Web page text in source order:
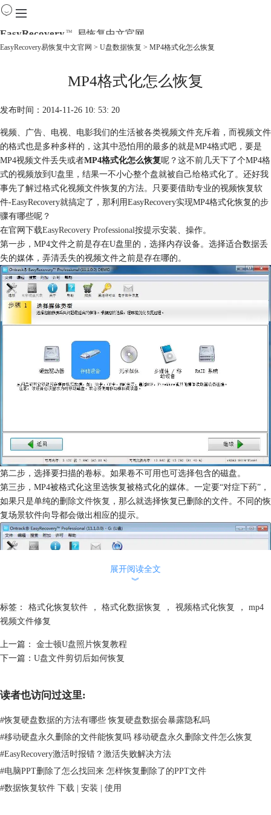
EasyRecovery TM 易恢复中文官网
购买
线下数据恢复
EasyRecovery易恢复中文官网 > U盘数据恢复 > MP4格式化怎么恢复
MP4格式化怎么恢复
发布时间：2014-11-26 10: 53: 20
视频、广告、电视、电影我们的生活被各类视频文件充斥着，而视频文件
的格式也是多种多样的，这其中恐怕用的最多的就是MP4格式吧，要是
MP4视频文件丢失或者MP4格式化怎么恢复呢？这不前几天下了个MP4格
式的视频放到U盘里，结果一不小心整个盘就被自己给格式化了。还好我
事先了解过格式化视频文件恢复的方法。只要要借助专业的视频恢复软
件-EasyRecovery就搞定了，那利用EasyRecovery实现MP4格式化恢复的步
骤有哪些呢？
在官网下载EasyRecovery Professional按提示安装、操作。
第一步，MP4文件之前是存在U盘里的，选择内存设备。选择适合数据丢
失的媒体，弄清丢失的视频文件之前是存在哪的。
第二步，选择要扫描的卷标。如果卷不可用也可选择包含的磁盘。
第三步，MP4被格式化这里选恢复被格式化的媒体。一定要“对症下药”，
如果只是单纯的删除文件恢复 ，那么就选择恢复已删除的文件。不同的恢
复场景软件向导都会做出相应的提示。
第四步，检查选项。千万不能忽略这个步骤，这是对前面步骤的审视过
程。确认无误单击“继续”。
第五步，扫描，保存MP4视频文件。在这一步中，软件向导的右上角有个
搜索栏，可以方便我们快速的找到被格式化的MP4文件。（因为视频文件
展开阅读全文
︾
标签： 格式化恢复软件 ， 格式化数据恢复 ， 视频格式化恢复 ，
mp4
视频文件修复
上一篇：
金士顿U盘照片恢复教程
下一篇： U盘文件剪切后如何恢复
读者也访问过这里:
#恢复硬盘数据的方法有哪些 恢复硬盘数据会暴露隐私吗
#移动硬盘永久删除的文件能恢复吗 移动硬盘永久删除文件怎么恢复
#EasyRecovery激活时报错？激活失败解决方法
#电脑PPT删除了怎么找回来 怎样恢复删除了的PPT文件
#数据恢复软件 下载 | 安装 | 使用